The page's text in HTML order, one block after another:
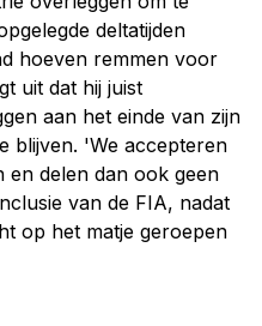
deltatijden
hoeven remmen voor
uit dat hij juist
aan het einde van zijn
blijven. 'We accepteren
en delen dan ook geen
van de FIA, nadat
op het matje geroepen